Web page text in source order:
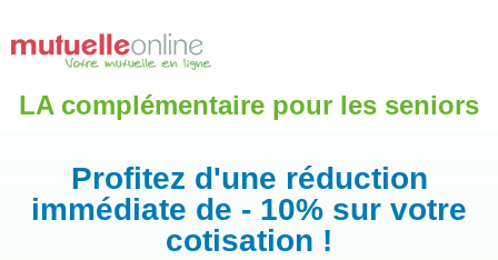
au
contenu
LA complémentaire pour les seniors
Profitez d'une réduction
immédiate de - 10% sur votre
cotisation !